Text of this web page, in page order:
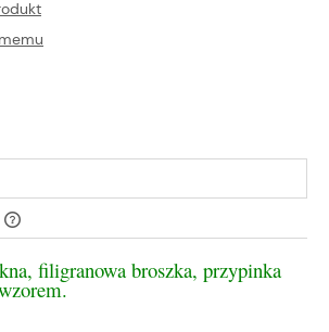
kosztów płatności
filigranowa broszka, przypinka